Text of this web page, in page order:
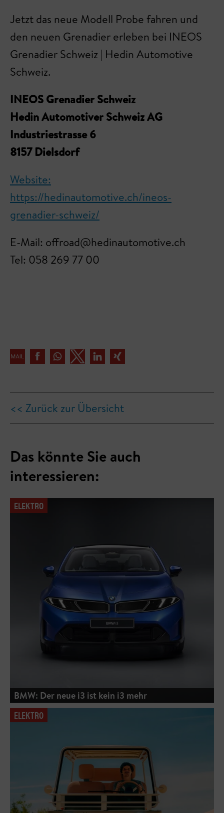
Jetzt das neue Modell Probe fahren und
den neuen Grenadier erleben bei INEOS
Grenadier Schweiz | Hedin Automotive
Schweiz.
INEOS Grenadier Schweiz
Hedin Automotiver Schweiz AG
Industriestrasse 6
8157 Dielsdorf
Website:
https://hedinautomotive.ch/ineos-
grenadier-schweiz/
E-Mail: offroad@hedinautomotive.ch
Tel: 058 269 77 00
<< Zurück zur Übersicht
Das könnte Sie auch
interessieren:
ELEKTRO
BMW: Der neue i3 ist kein i3 mehr
ELEKTRO